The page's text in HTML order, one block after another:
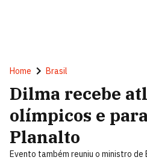
Home Brasil
Dilma recebe
olímpicos e
Planalto
Evento também reuniu o ministro de